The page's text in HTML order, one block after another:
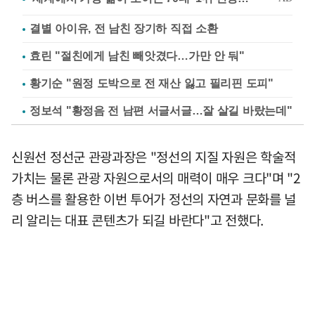
결별 아이유, 전 남친 장기하 직접 소환
효린 "절친에게 남친 빼앗겼다…가만 안 둬"
황기순 "원정 도박으로 전 재산 잃고 필리핀 도피"
정보석 "황정음 전 남편 서글서글…잘 살길 바랐는데"
신원선 정선군 관광과장은 "정선의 지질 자원은 학술적
가치는 물론 관광 자원으로서의 매력이 매우 크다"며 "2
층 버스를 활용한 이번 투어가 정선의 자연과 문화를 널
리 알리는 대표 콘텐츠가 되길 바란다"고 전했다.